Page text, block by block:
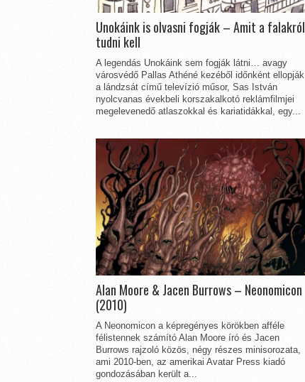
Unokáink is olvasni fogják – Amit a falakról
tudni kell
A legendás Unokáink sem fogják látni… avagy
városvédő Pallas Athéné kezéből időnként ellopják
a lándzsát című televízió műsor, Sas István
nyolcvanas évekbeli korszakalkotó reklámfilmjei
megelevenedő atlaszokkal és kariatidákkal, egy...
Alan Moore & Jacen Burrows – Neonomicon
(2010)
A Neonomicon a képregényes körökben afféle
félistennek számító Alan Moore író és Jacen
Burrows rajzoló közös, négy részes minisorozata,
ami 2010-ben, az amerikai Avatar Press kiadó
gondozásában került a...